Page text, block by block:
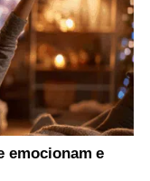
emocionam e